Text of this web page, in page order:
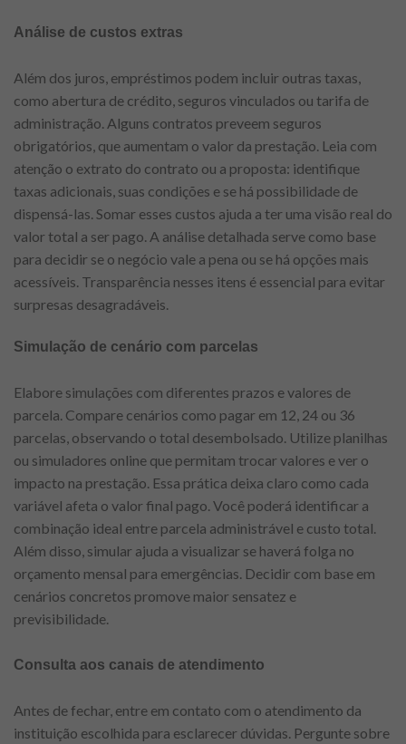
Análise de custos extras
Além dos juros, empréstimos podem incluir outras taxas,
como abertura de crédito, seguros vinculados ou tarifa de
administração. Alguns contratos preveem seguros
obrigatórios, que aumentam o valor da prestação. Leia com
atenção o extrato do contrato ou a proposta: identifique
taxas adicionais, suas condições e se há possibilidade de
dispensá-las. Somar esses custos ajuda a ter uma visão real do
valor total a ser pago. A análise detalhada serve como base
para decidir se o negócio vale a pena ou se há opções mais
acessíveis. Transparência nesses itens é essencial para evitar
surpresas desagradáveis.
Simulação de cenário com parcelas
Elabore simulações com diferentes prazos e valores de
parcela. Compare cenários como pagar em 12, 24 ou 36
parcelas, observando o total desembolsado. Utilize planilhas
ou simuladores online que permitam trocar valores e ver o
impacto na prestação. Essa prática deixa claro como cada
variável afeta o valor final pago. Você poderá identificar a
combinação ideal entre parcela administrável e custo total.
Além disso, simular ajuda a visualizar se haverá folga no
orçamento mensal para emergências. Decidir com base em
cenários concretos promove maior sensatez e
previsibilidade.
Consulta aos canais de atendimento
Antes de fechar, entre em contato com o atendimento da
instituição escolhida para esclarecer dúvidas. Pergunte sobre